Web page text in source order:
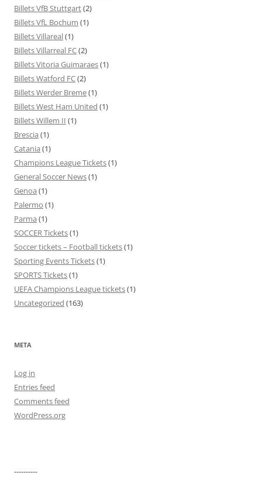
Billets VfB Stuttgart(2)
Billets VfL Bochum (1)
Billets Villareal(1)
Billets Villarreal FC(2)
Billets Vitoria Guimaraes(1)
Billets Watford FC(2)
Billets Werder Breme(1)
Billets West Ham United (1)
Billets Willem II (1)
Brescia (1)
Catania (1)
Champions League Tickets(1)
General Soccer News(1)
Genoa (1)
Palermo (1)
Parma (1)
SOCCER Tickets(1)
Soccer tickets – Football tickets(1)
Sporting Events Tickets(1)
SPORTS Tickets(1)
UEFA Champions League tickets(1)
Uncategorized (163)
META
Log in
Entries feed
Comments feed
WordPress.org
----------